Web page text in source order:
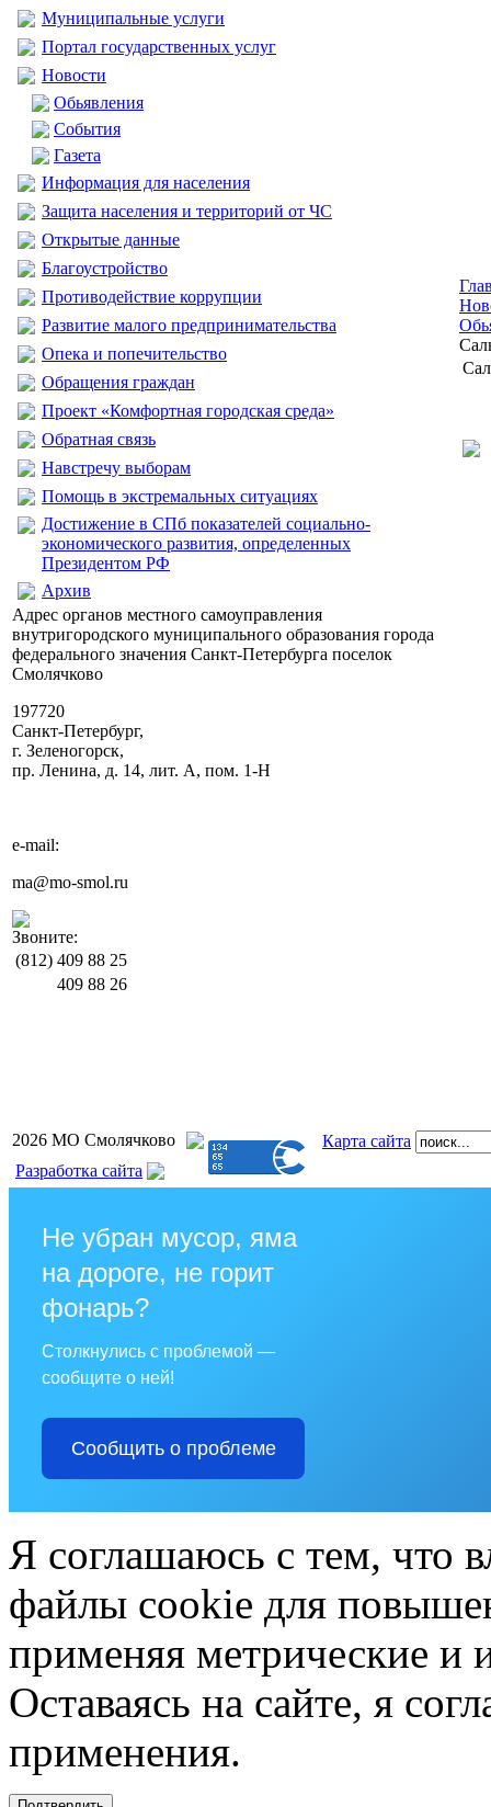
Муниципальные услуги
Портал государственных услуг
Новости
Обьявления
События
Газета
Информация для населения
Защита населения и территорий от ЧС
Открытые данные
Благоустройство
Противодействие коррупции
Развитие малого предпринимательства
Опека и попечительство
Обращения граждан
Проект «Комфортная городская среда»
Обратная связь
Навстречу выборам
Помощь в экстремальных ситуациях
Достижение в СПб показателей социально-
экономического развития, определенных
Президентом РФ
Архив
Адрес органов местного самоуправления
внутригородского муниципального образования города
федерального значения Санкт-Петербурга поселок
Смолячково
197720
Санкт-Петербург,
г. Зеленогорск,
пр. Ленина, д. 14, лит. А, пом. 1-Н
e-mail:
ma@mo-smol.ru
Звоните:
(812) 409 88 25
409 88 26
2026 МО Смолячково
Карта сайта
Разработка сайта
Не убран мусор, яма
на дороге, не горит
фонарь?
Столкнулись с проблемой —
сообщите о ней!
Сообщить о проблеме
Я соглашаюсь с тем, что
файлы cookie для
применяя метрические и
Оставаясь на сайте, я
применения.